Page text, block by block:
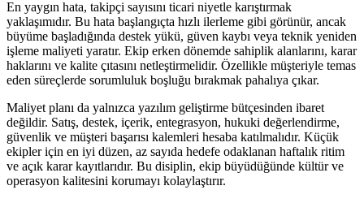
En yaygın hata, takipçi sayısını ticari niyetle karıştırmak
yaklaşımıdır. Bu hata başlangıçta hızlı ilerleme gibi görünür, ancak
büyüme başladığında destek yükü, güven kaybı veya teknik yeniden
işleme maliyeti yaratır. Ekip erken dönemde sahiplik alanlarını, karar
haklarını ve kalite çıtasını netleştirmelidir. Özellikle müşteriyle temas
eden süreçlerde sorumluluk boşluğu bırakmak pahalıya çıkar.
Maliyet planı da yalnızca yazılım geliştirme bütçesinden ibaret
değildir. Satış, destek, içerik, entegrasyon, hukuki değerlendirme,
güvenlik ve müşteri başarısı kalemleri hesaba katılmalıdır. Küçük
ekipler için en iyi düzen, az sayıda hedefe odaklanan haftalık ritim
ve açık karar kayıtlarıdır. Bu disiplin, ekip büyüdüğünde kültür ve
operasyon kalitesini korumayı kolaylaştırır.